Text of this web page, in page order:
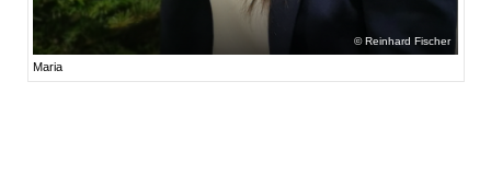
Reinhard Fischer
Maria